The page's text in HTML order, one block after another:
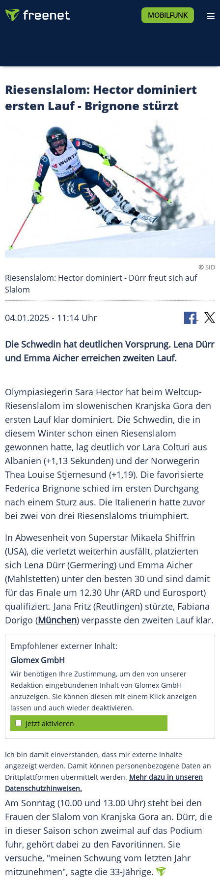
MOBILFUNK
Riesenslalom: Hector dominiert
ersten Lauf - Brignone stürzt
©SID
Riesenslalom: Hector dominiert - Dürr freut sich auf
Slalom
04.01.2025 - 11:14 Uhr
Die Schwedin hat deutlichen Vorsprung. Lena Dürr
und Emma Aicher erreichen zweiten Lauf.
Olympiasiegerin Sara Hector hat beim Weltcup-
Riesenslalom im slowenischen Kranjska Gora den
ersten Lauf klar dominiert. Die Schwedin, die in
diesem Winter schon einen Riesenslalom
gewonnen hatte, lag deutlich vor Lara Colturi aus
Albanien (+1,13 Sekunden) und der Norwegerin
Thea Louise Stjernesund (+1,19). Die favorisierte
Federica Brignone schied im ersten Durchgang
nach einem Sturz aus. Die Italienerin hatte zuvor
bei zwei von drei Riesenslaloms triumphiert.
In Abwesenheit von Superstar Mikaela Shiffrin
(USA), die verletzt weiterhin ausfällt, platzierten
sich Lena Dürr (Germering) und Emma Aicher
(Mahlstetten) unter den besten 30 und sind damit
für das Finale um 12.30 Uhr (ARD und Eurosport)
qualifiziert. Jana Fritz (Reutlingen) stürzte, Fabiana
Dorigo (München) verpasste den zweiten Lauf klar.
Empfohlener externer Inhalt:
Glomex GmbH
Wir benötigen Ihre Zustimmung, um den von unserer
Redaktion eingebundenen Inhalt von Glomex GmbH
anzuzeigen. Sie können diesen mit einem Klick anzeigen
lassen und auch wieder deaktivieren.
jetzt aktivieren
Ich bin damit einverstanden, dass mir externe Inhalte
angezeigt werden. Damit können personenbezogene Daten an
Drittplattformen übermittelt werden. Mehr dazu in unseren
Datenschutzhinweisen.
Am Sonntag (10.00 und 13.00 Uhr) steht bei den
Frauen der Slalom von Kranjska Gora an. Dürr, die
in dieser Saison schon zweimal auf das Podium
fuhr, gehört dabei zu den Favoritinnen. Sie
versuche, "meinen Schwung vom letzten Jahr
mitzunehmen", sagte die 33-Jährige.